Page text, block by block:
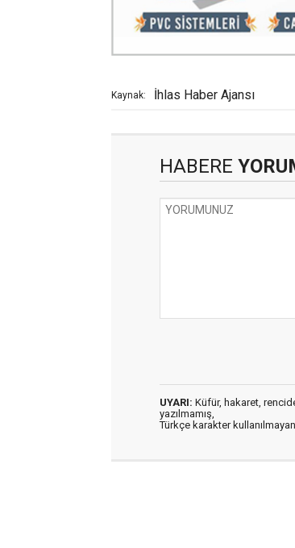
Kaynak: İhlas Haber Ajansı
HABERE
UYARI: Küfür, hakaret,
yazılmamış,
Türkçe karakter